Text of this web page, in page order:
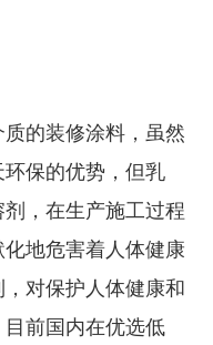
的装修涂料，虽然
保的优势，但乳
，在生产施工过程
地危害着人体健康
对保护人体健康和
前国内在优选低